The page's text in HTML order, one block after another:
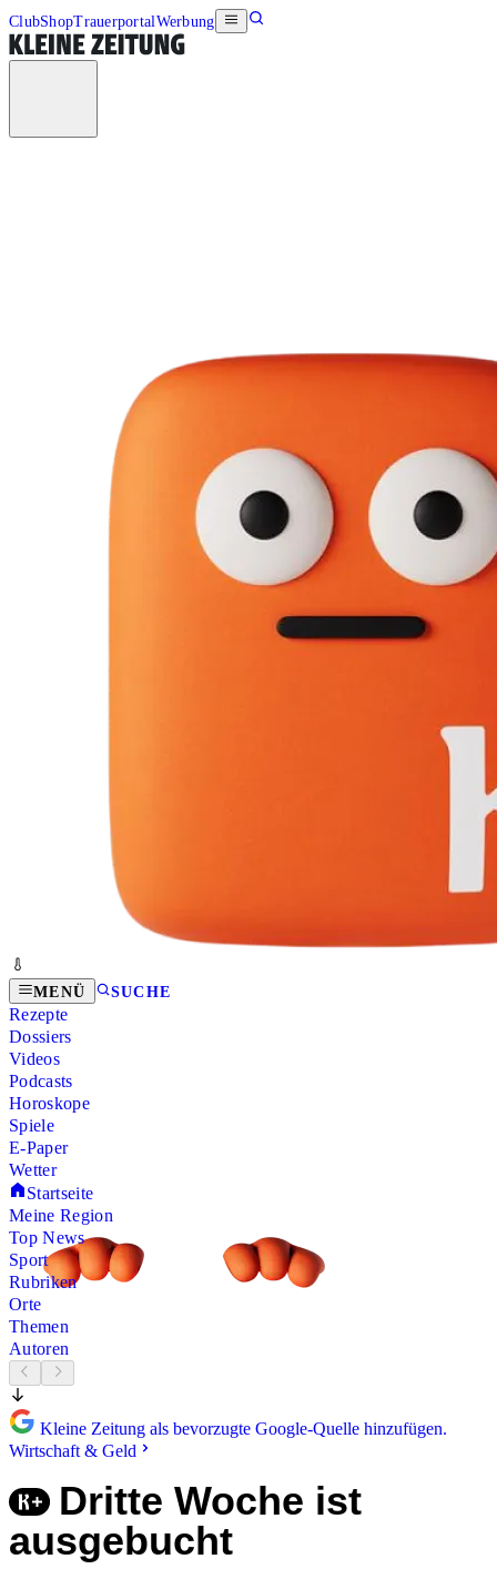
ClubShopTrauerportalWerbung
MENÜ SUCHE
Rezepte
Dossiers
Videos
Podcasts
Horoskope
Spiele
E-Paper
Wetter
Startseite
Meine Region
Top News
Sport
Rubriken
Orte
Themen
Autoren
Kleine Zeitung als bevorzugte Google-Quelle hinzufügen.
Wirtschaft & Geld
Dritte Woche ist
ausgebucht